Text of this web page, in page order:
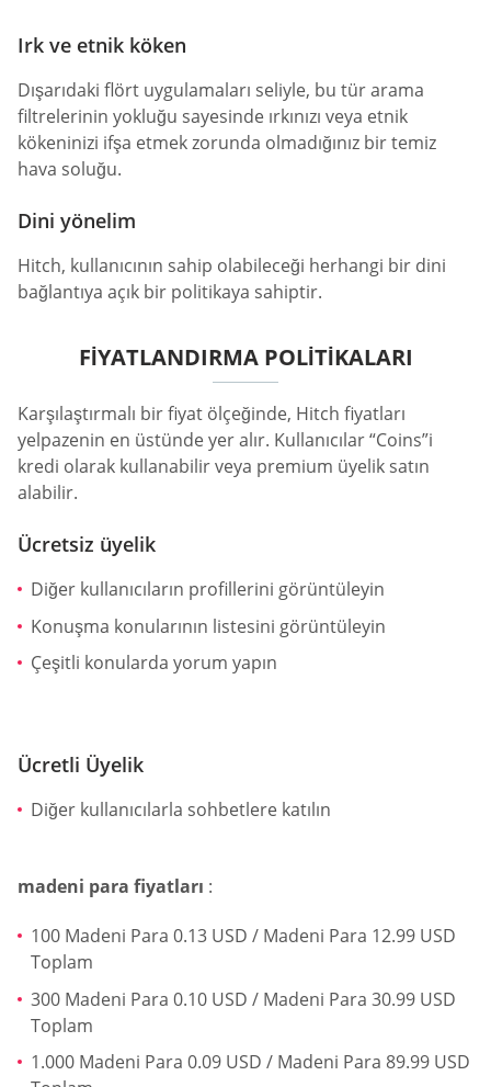
Irk ve etnik köken
Dışarıdaki flört uygulamaları seliyle, bu tür arama
filtrelerinin yokluğu sayesinde ırkınızı veya etnik
kökeninizi ifşa etmek zorunda olmadığınız bir temiz
hava soluğu.
Dini yönelim
Hitch, kullanıcının sahip olabileceği herhangi bir dini
bağlantıya açık bir politikaya sahiptir.
FIYATLANDIRMA POLITIKALARI
Karşılaştırmalı bir fiyat ölçeğinde, Hitch fiyatları
yelpazenin en üstünde yer alır. Kullanıcılar “Coins”i
kredi olarak kullanabilir veya premium üyelik satın
alabilir.
Ücretsiz üyelik
Diğer kullanıcıların profillerini görüntüleyin
Konuşma konularının listesini görüntüleyin
Çeşitli konularda yorum yapın
Ücretli Üyelik
Diğer kullanıcılarla sohbetlere katılın
madeni para fiyatları :
100 Madeni Para 0.13 USD / Madeni Para 12.99 USD
Toplam
300 Madeni Para 0.10 USD / Madeni Para 30.99 USD
Toplam
1.000 Madeni Para 0.09 USD / Madeni Para 89.99 USD